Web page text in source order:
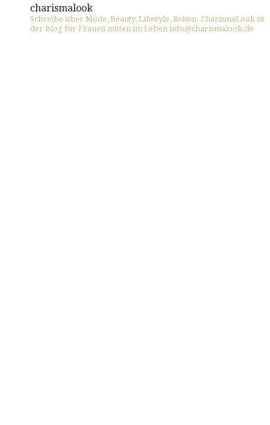
charismalook
Schreibe über Mode, Beauty, Lifestyle, Reisen. CharismaLook ist
der Blog für Frauen mitten im Leben info@charismalook.de